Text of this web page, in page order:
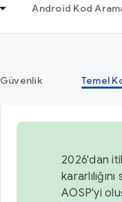
Android Kod
Güvenlik Temel
2026'dan
AOSP'yi